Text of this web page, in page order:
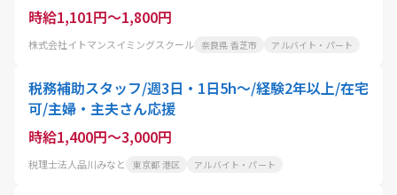
時給1,101円～1,800円
株式会社イトマンスイミングスクール 奈良県 香芝市 アルバイト・パート
税務補助スタッフ/週3日・1日5h～/経験2年以上/在宅
可/主婦・主夫さん応援
時給1,400円～3,000円
税理士法人品川みなと 東京都 港区 アルバイト・パート